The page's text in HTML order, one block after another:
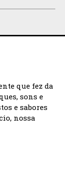
que fez da
sons e
e sabores
nossa